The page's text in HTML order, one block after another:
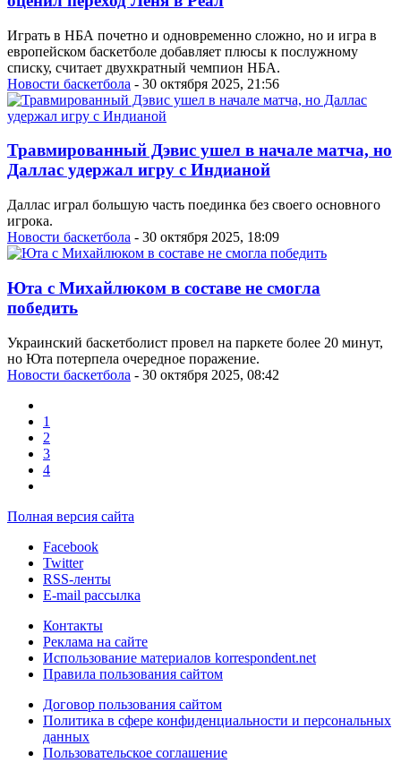
Играть в НБА почетно и одновременно сложно, но и игра в
европейском баскетболе добавляет плюсы к послужному
списку, считает двухкратный чемпион НБА.
Новости баскетбола - 30 октября 2025, 21:56
Травмированный Дэвис ушел в начале матча, но
Даллас удержал игру с Индианой
Даллас играл большую часть поединка без своего основного
игрока.
Новости баскетбола - 30 октября 2025, 18:09
Юта с Михайлюком в составе не смогла
победить
Украинский баскетболист провел на паркете более 20 минут,
но Юта потерпела очередное поражение.
Новости баскетбола - 30 октября 2025, 08:42
1
2
3
4
Полная версия сайта
Facebook
Twitter
RSS-ленты
E-mail рассылка
Контакты
Реклама на сайте
Использование материалов korrespondent.net
Правила пользования сайтом
Договор пользования сайтом
Политика в сфере конфиденциальности и персональных
данных
Пользовательское соглашение